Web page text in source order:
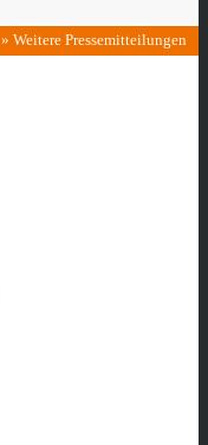
» Weitere Pressemitteilungen